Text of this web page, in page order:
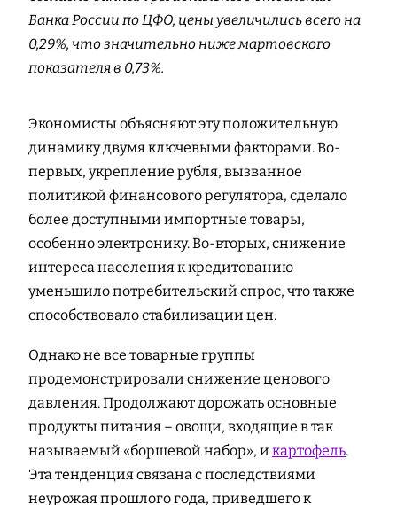
Банка России по ЦФО, цены увеличились всего на
0,29%, что значительно ниже мартовского
показателя в 0,73%.
Экономисты объясняют эту положительную
динамику двумя ключевыми факторами. Во-
первых, укрепление рубля, вызванное
политикой финансового регулятора, сделало
более доступными импортные товары,
особенно электронику. Во-вторых, снижение
интереса населения к кредитованию
уменьшило потребительский спрос, что также
способствовало стабилизации цен.
Однако не все товарные группы
продемонстрировали снижение ценового
давления. Продолжают дорожать основные
продукты питания – овощи, входящие в так
называемый «борщевой набор», и картофель.
Эта тенденция связана с последствиями
неурожая прошлого года, приведшего к